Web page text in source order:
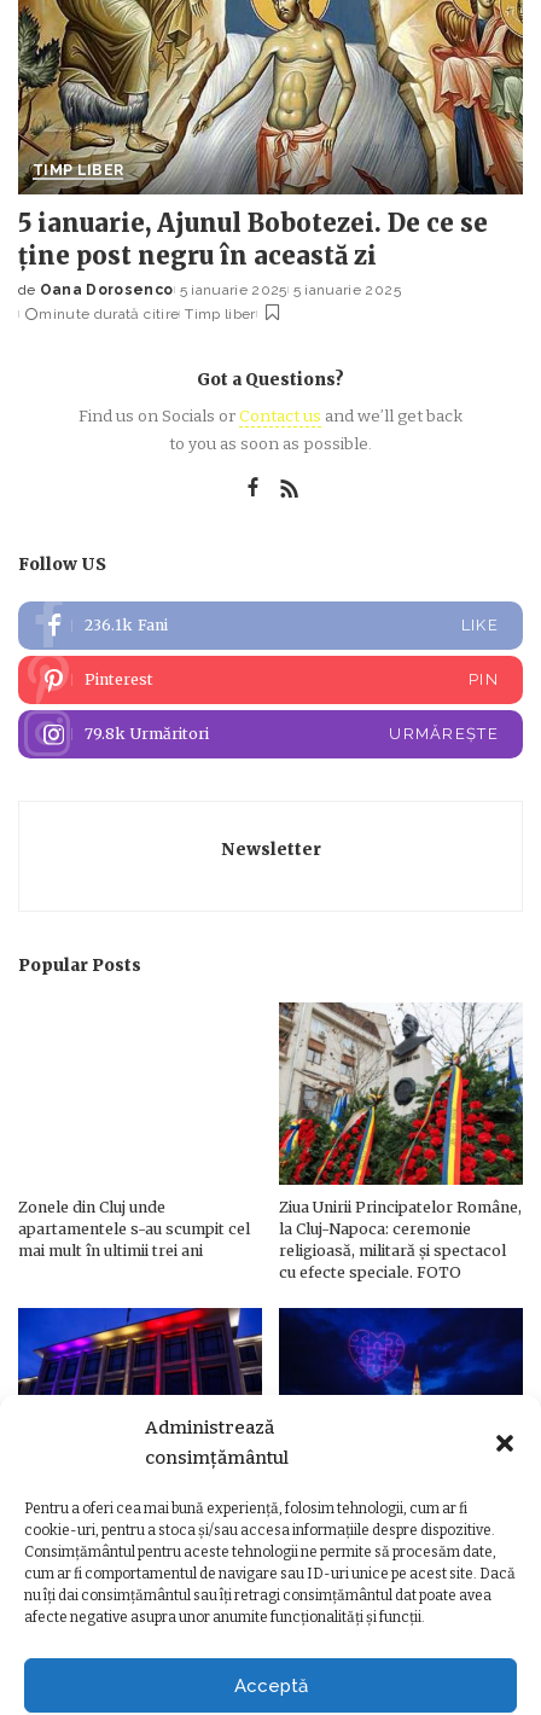
Administrează
consimțământul
Pentru a oferi cea mai bună experiență, folosim tehnologii, cum ar fi
cookie-uri, pentru a stoca și/sau accesa informațiile despre dispozitive.
Consimțământul pentru aceste tehnologii ne permite să procesăm date,
cum ar fi comportamentul de navigare sau ID-uri unice pe acest site. Dacă
nu îți dai consimțământul sau îți retragi consimțământul dat poate avea
afecte negative asupra unor anumite funcționalități și funcții.
Acceptă
TIMP LIBER
5 ianuarie, Ajunul Bobotezei. De ce se
ține post negru în această zi
Posted
by
de Oana Dorosenco 5 ianuarie 2025 5 ianuarie 2025
minute durată citire Timp liber
Got a Questions?
Find us on Socials orContact us and we’ll get back
to you as soon as possible.
Follow US
236.1k Fani LIKE
Pinterest PIN
79.8k Urmăritori URMĂREȘTE
Newsletter
Popular Posts
Zonele din Cluj unde
apartamentele s-au scumpit cel
mai mult în ultimii trei ani
Ziua Unirii Principatelor Române,
la Cluj-Napoca: ceremonie
religioasă, militară și spectacol
cu efecte speciale. FOTO
Ziua Unirii Principatelor Române
– Clădiri și poduri din Cluj,
iluminate în culorile drapelului
Ziua Unirii la Cluj-Napoca.
Programul complet al
evenimentelor